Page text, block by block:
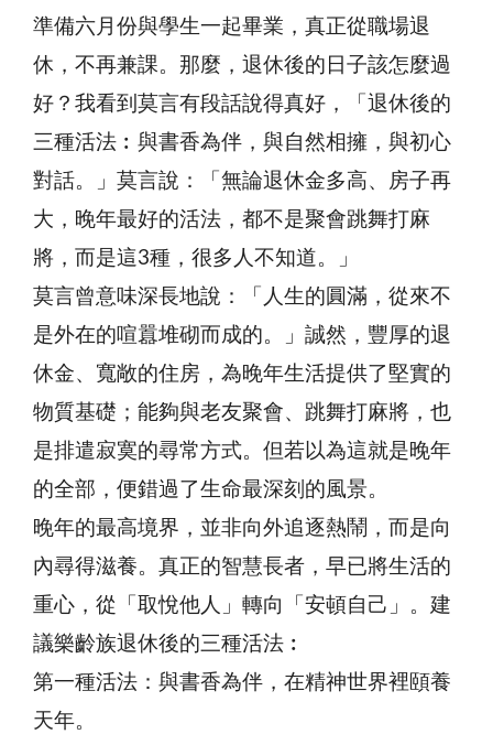
準備六月份與學生一起畢業，真正從職場退
休，不再兼課。那麼，退休後的日子該怎麼過
好？我看到莫言有段話說得真好，「退休後的
三種活法︰與書香為伴，與自然相擁，與初心
對話。」莫言說：「無論退休金多高、房子再
大，晚年最好的活法，都不是聚會跳舞打麻
將，而是這3種，很多人不知道。」
莫言曾意味深長地說：「人生的圓滿，從來不
是外在的喧囂堆砌而成的。」誠然，豐厚的退
休金、寬敞的住房，為晚年生活提供了堅實的
物質基礎；能夠與老友聚會、跳舞打麻將，也
是排遣寂寞的尋常方式。但若以為這就是晚年
的全部，便錯過了生命最深刻的風景。
晚年的最高境界，並非向外追逐熱鬧，而是向
內尋得滋養。真正的智慧長者，早已將生活的
重心，從「取悅他人」轉向「安頓自己」。建
議樂齡族退休後的三種活法︰
第一種活法：與書香為伴，在精神世界裡頤養
天年。